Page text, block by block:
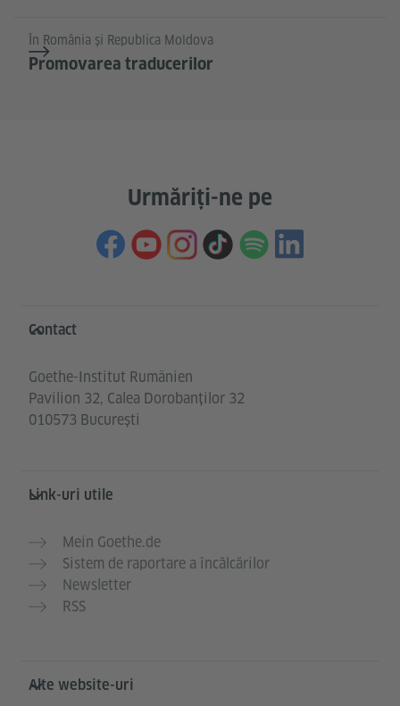
În România și Republica Moldova
Promovarea traducerilor
Urmăriți-ne pe
Service- und Informationsbereich
Contact
Goethe-Institut Rumänien
Pavilion 32, Calea Dorobanților 32
010573 București
Link-uri utile
Mein Goethe.de
Sistem de raportare a încălcărilor
Newsletter
RSS
Alte website-uri